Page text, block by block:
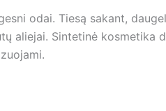
odai. Tiesą sakant,
aliejai. Sintetinė kosmetika